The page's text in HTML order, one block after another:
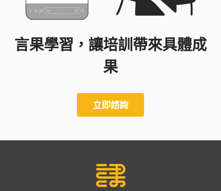
言果學習，讓培訓帶來具體成
果
立即諮詢